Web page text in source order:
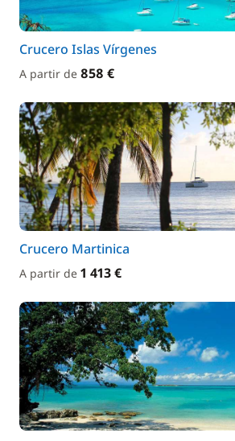
Crucero Islas Vírgenes
A partir de 858 €
Crucero Martinica
A partir de 1 413 €